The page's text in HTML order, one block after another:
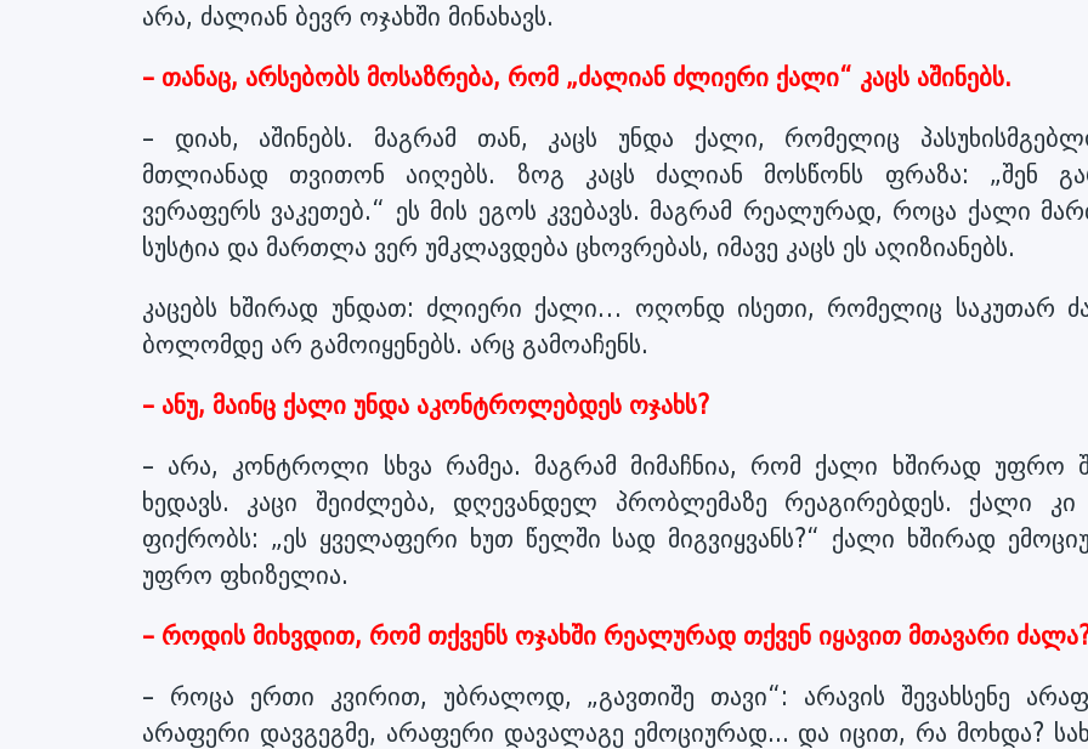
არა, ძალიან ბევრ ოჯახში მინახავს.
– თანაც, არსებობს მოსაზრება, რომ „ძალიან ძლიერი ქალი“ კაცს აშინებს.
– დიახ, აშინებს. მაგრამ თან, კაცს უნდა ქალი, რომელიც
მთლიანად თვითონ აიღებს. ზოგ კაცს ძალიან მოსწონს ფრაზა: „შენ
ვერაფერს ვაკეთებ.“ ეს მის ეგოს კვებავს. მაგრამ რეალურად, როცა ქალი
სუსტია და მართლა ვერ უმკლავდება ცხოვრებას, იმავე კაცს ეს აღიზიანებს.
კაცებს ხშირად უნდათ: ძლიერი ქალი… ოღონდ ისეთი, რომელიც საკუთარ
ბოლომდე არ გამოიყენებს. არც გამოაჩენს.
– ანუ, მაინც ქალი უნდა აკონტროლებდეს ოჯახს?
– არა, კონტროლი სხვა რამეა. მაგრამ მიმაჩნია, რომ ქალი ხშირად უფრო
ხედავს. კაცი შეიძლება, დღევანდელ პრობლემაზე რეაგირებდეს. ქალი კი
ფიქრობს: „ეს ყველაფერი ხუთ წელში სად მიგვიყვანს?“ ქალი ხშირად
უფრო ფხიზელია.
– როდის მიხვდით, რომ თქვენს ოჯახში რეალურად თქვენ იყავით მთავარი
– როცა ერთი კვირით, უბრალოდ, „გავთიშე თავი“: არავის შევახსენე
არაფერი დავგეგმე, არაფერი დავალაგე ემოციურად... და იცით, რა მოხდა?